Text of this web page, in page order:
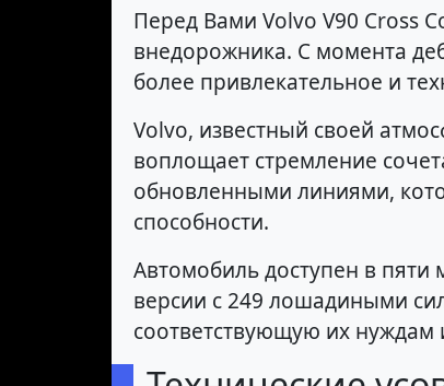
Перед Вами Volvo V90 Cross
внедорожника. С момента
более привлекательное и
Volvo, известный своей
воплощает стремление
обновленными линиями,
способности.
Автомобиль доступен в
версии с 249 лошадиными
соответствующую их нуждам